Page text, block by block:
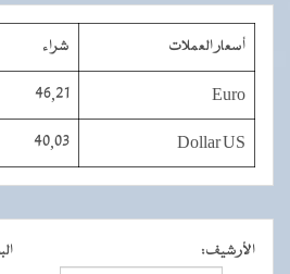
أسعار العملات شراء
Euro
46,21
Dollar US
40,03
الأرشيف: